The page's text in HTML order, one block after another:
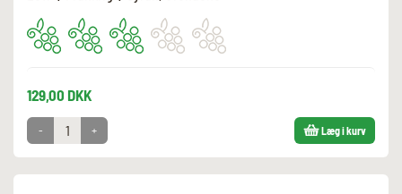
129,00 DKK
- + Læg i kurv